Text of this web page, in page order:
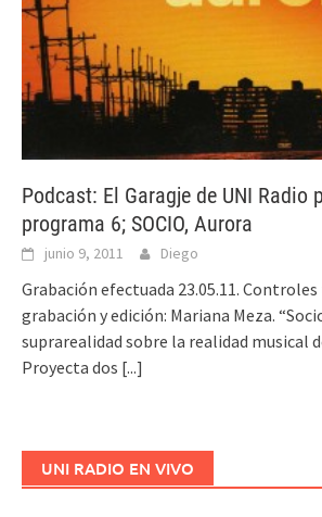
Podcast: El Garagje de UNI Radio
programa 6; SOCIO, Aurora
junio 9, 2011 Diego
Grabación efectuada 23.05.11.
grabación y edición: Mariana Meza.
suprarealidad sobre la realidad musical
Proyecta dos [...]
UNI RADIO EN VIVO